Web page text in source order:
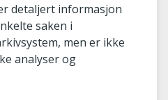
detaljert informasjon
saken i
men er ikke
analyser og